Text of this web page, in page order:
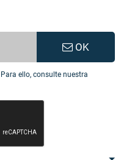
OK
ello, consulte nuestra